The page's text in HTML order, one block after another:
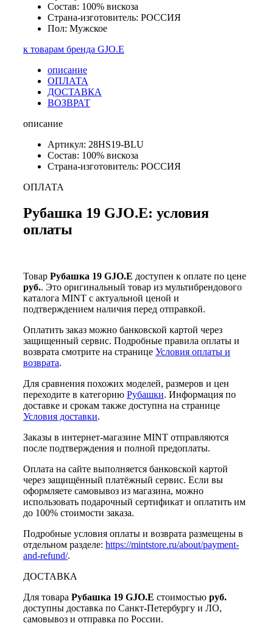
Состав: 100% вискоза
Страна-изготовитель: РОССИЯ
Пол: Мужское
к товарам бренда GJO.E
описание
ОПЛАТА
ДОСТАВКА
ВОЗВРАТ
описание
Артикул: 28HS19-BLU
Состав: 100% вискоза
Страна-изготовитель: РОССИЯ
ОПЛАТА
Рубашка 19 GJO.E: условия
оплаты
Товар Рубашка 19 GJO.E доступен к оплате по цене
руб.. Это оригинальный товар из мультибрендового
каталога MINT с актуальной ценой и
подтверждением наличия перед отправкой.
Оплатить заказ можно банковской картой через
защищенный сервис. Подробные правила оплаты и
возврата смотрите на странице Условия оплаты и
возврата.
Для сравнения похожих моделей, размеров и цен
переходите в категорию Рубашки. Информация по
доставке и срокам также доступна на странице
Условия доставки.
Заказы в интернет-магазине MINT отправляются
после подтверждения и полной предоплаты.
Оплата на сайте выполняется банковской картой
через защищённый платёжный сервис. Если вы
оформляете самовывоз из магазина, можно
использовать подарочный сертификат и оплатить им
до 100% стоимости заказа.
Подробные условия оплаты и возврата размещены в
отдельном разделе: https://mintstore.ru/about/payment-
and-refund/.
ДОСТАВКА
Для товара Рубашка 19 GJO.E стоимостью руб.
доступны доставка по Санкт-Петербургу и ЛО,
самовывоз и отправка по России.